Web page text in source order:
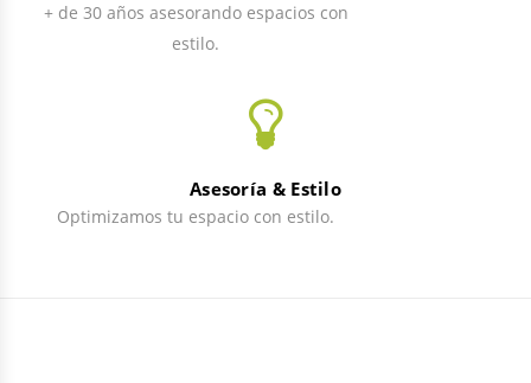
+ de 30 años asesorando espacios con
estilo.
Asesoría & Estilo
Optimizamos tu espacio con estilo.